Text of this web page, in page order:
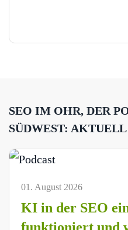
SEO IM OHR, DER
SÜDWEST:
01. August 2026
KI in der SEO
funktioniert und